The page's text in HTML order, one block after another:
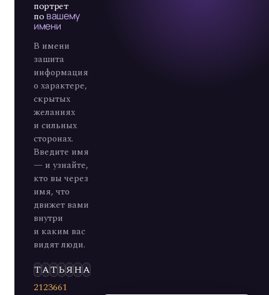
портрет
по вашему
имени
В имени
зашита
информация
о характере,
скрытых
желаниях
и сильных
сторонах.
Введите имя
— и узнайте,
кто вы через
имя, что
движет вами
внутри
и каким вас
видят люди.
ЭЛЬДА